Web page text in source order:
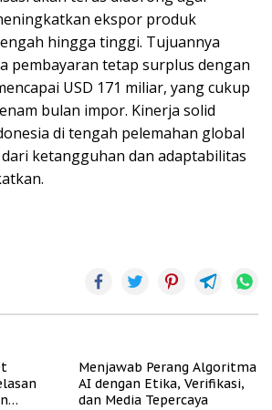
ekspor produk
hingga tinggi. Tujuannya
pembayaran tetap surplus dengan
USD 171 miliar, yang cukup
bulan impor. Kinerja solid
di tengah pelemahan global
ketangguhan dan adaptabilitas
Menjawab Perang Algoritma
AI dengan Etika, Verifikasi,
dan Media Tepercaya